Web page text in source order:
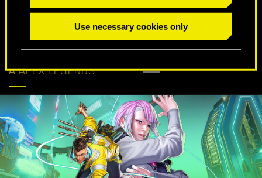
Use necessary cookies only
A APEX LEGENDS